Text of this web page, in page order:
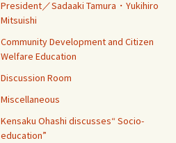
President／Sadaaki Tamura・Yukihiro
Mitsuishi
Community Development and Citizen
Welfare Education
Discussion Room
Miscellaneous
Kensaku Ohashi discusses“ Socio-
education”